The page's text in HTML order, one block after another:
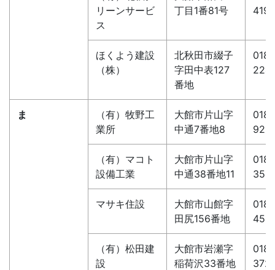
リーンサービ
ス
丁目1番81号
4198
ほくよう建設
（株）
北秋田市綴子
字田中表127
番地
2241
ま
（有）牧野工
業所
大館市片山字
中通7番地8
9215
（有）マコト
設備工業
大館市片山字
中通38番地11
マサキ住設
大館市山館字
田尻156番地
（有）松田建
設
大館市岩瀬字
稲荷沢33番地